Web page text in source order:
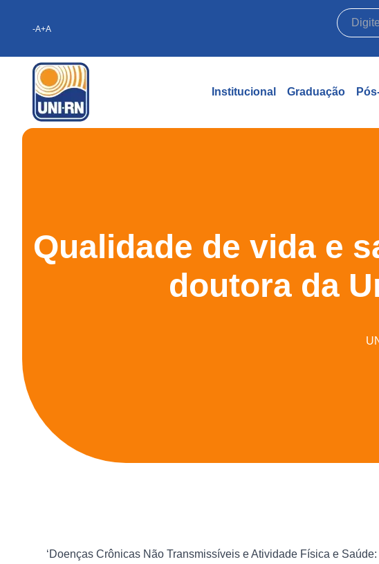
-A+A
Institucional Graduação
Qualidade de vida e
doutora da
‘Doenças Crônicas Não Transmissíveis e Atividade Física e